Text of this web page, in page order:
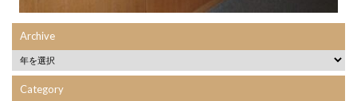
Archive
Category